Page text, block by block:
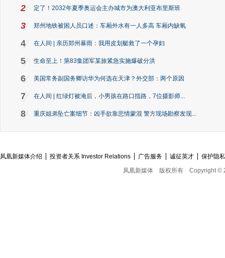
2 定了！2032年夏季奥运会主办城市为澳大利亚布里斯班
3 郑州地铁被困人员口述：车厢外水有一人多高 车厢内缺氧
4 在人间 | 亲历郑州暴雨：我用皮划艇救了一个孕妇
5 生命至上！第83集团军某旅紧急实施爆破分洪
6 美国常务副国务卿访华为何选在天津？外交部：两个原因
7 在人间 | 红绿灯被淹后，小男孩在路口指路，7位摄影师...
8 重庆姐弟坠亡案细节：凶手欲靠悲情蒙混 警方现场勘察发现...
凤凰新媒体介绍 投资者关系 Investor Relations 广告服务 诚征英才
保护隐
凤凰新媒体
版权所有 Copyright ©